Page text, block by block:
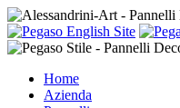
Home
Azienda